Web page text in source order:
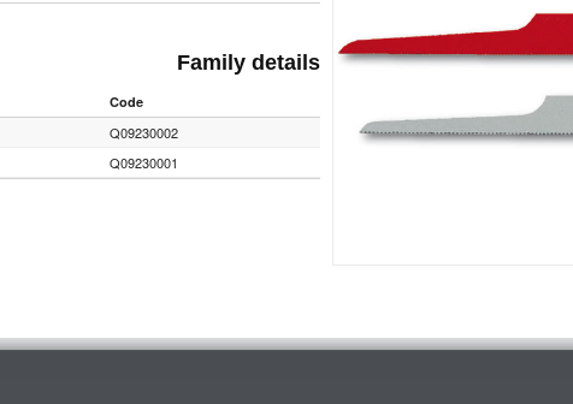
Family details
Code
Q09230002
Q09230001